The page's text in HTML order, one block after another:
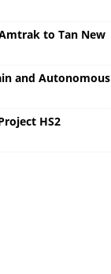
to Tan New
and Autonomous
HS2